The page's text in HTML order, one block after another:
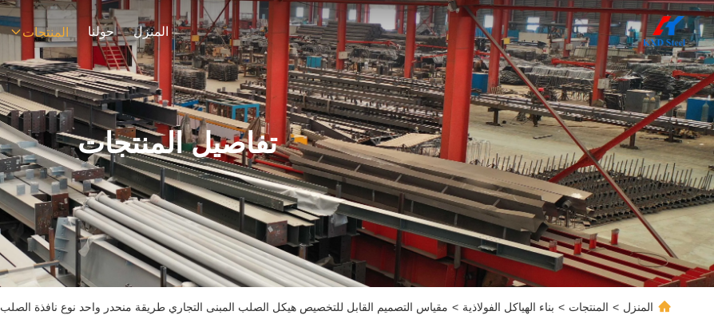
المنزل حولنا المنتجات
تفاصيل المنتجات
المنزل > المنتجات > بناء الهياكل الفولاذية > مقياس التصميم القابل للتخصيص هيكل الصلب المبنى التجاري طريقة منحدر واحد نوع نافذة الصلب